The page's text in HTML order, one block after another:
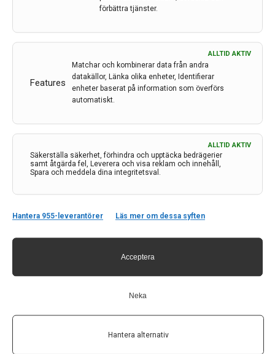
förbättra tjänster.
Features
ALLTID AKTIV
Matchar och kombinerar data från andra
datakällor, Länka olika enheter, Identifierar
enheter baserat på information som överförs
automatiskt.
Säkerställa säkerhet, förhindra och upptäcka bedrägerier
samt åtgärda fel, Leverera och visa reklam och innehåll,
Spara och meddela dina integritetsval.
ALLTID AKTIV
Hantera 955-leverantörer Läs mer om dessa syften
Acceptera
Neka
Hantera alternativ
Huddinge/ Karolinska Institutet